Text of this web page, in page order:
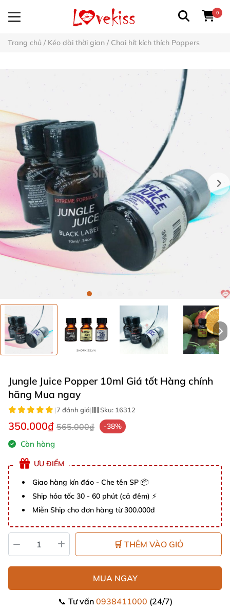
0
Trang chủ / Kéo dài thời gian / Chai hít kích thích Poppers
Jungle Juice Popper 10ml Giá tốt Hàng chính
hãng Mua ngay
|7 đánh giá| Sku: 16312
350.000₫ 565.000₫ -38%
Còn hàng
ƯU ĐIỂM
Giao hàng kín đáo - Che tên SP 📦
Ship hỏa tốc 30 - 60 phút (cả đêm) ⚡
Miễn Ship cho đơn hàng từ 300.000đ
🛒 THÊM VÀO GIỎ
MUA NGAY
📞 Tư vấn 0938411000 (24/7)